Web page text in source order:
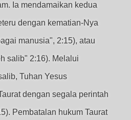
Ia mendamaikan kedua
dengan kematian-Nya
manusia", 2:15), atau
salib" 2:16). Melalui
Tuhan Yesus
dengan segala perintah
Pembatalan hukum Taurat